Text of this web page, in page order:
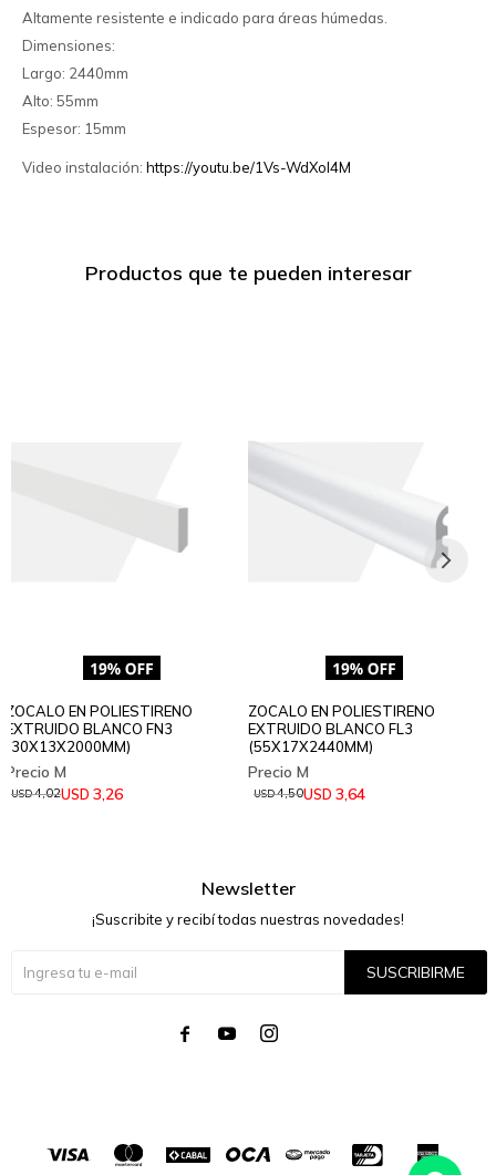
Altamente resistente e indicado para áreas húmedas.
Dimensiones:
Largo: 2440mm
Alto: 55mm
Espesor: 15mm
Video instalación: https://youtu.be/1Vs-WdXoI4M
Productos que te pueden interesar
ZOCALO EN POLIESTIRENO
EXTRUIDO BLANCO FN3
(30X13X2000MM)
USD 3,26
USD4,02
ZOCALO EN POLIESTIRENO
EXTRUIDO BLANCO FL3
(55X17X2440MM)
USD 3,64
USD4,50
Newsletter
¡Suscribite y recibí todas nuestras novedades!
SUSCRIBIRME
  